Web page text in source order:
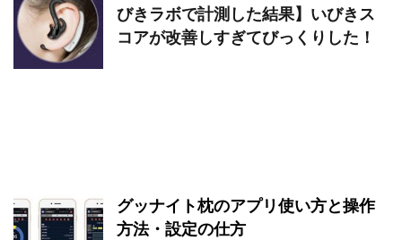
びきラボで計測した結果】いびきス
コアが改善しすぎてびっくりした！
グッナイト枕のアプリ使い方と操作
方法・設定の仕方